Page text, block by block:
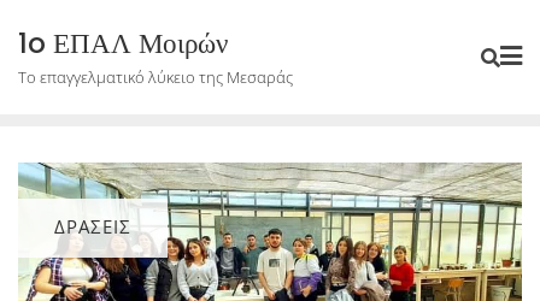
content
1o ΕΠΑΛ Μοιρών
Το επαγγελματικό λύκειο της Μεσαράς
ΔΡΑΣΕΙΣ